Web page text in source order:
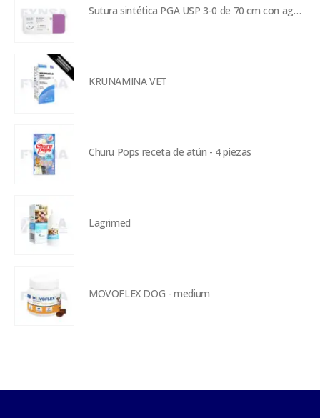
Sutura sintética PGA USP 3-0 de 70 cm con aguja de 26 mm
KRUNAMINA VET
Churu Pops receta de atún - 4 piezas
Lagrimed
MOVOFLEX DOG - medium